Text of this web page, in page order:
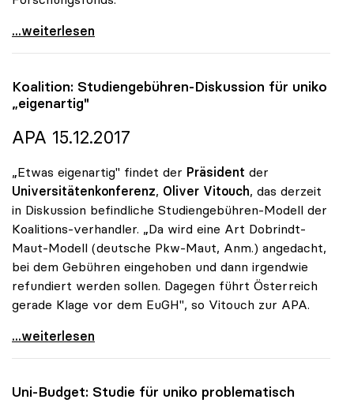
Vitouch zu Minister Fassmann: „Exzellenter Kenner
...weiterlesen
Koalition: Studiengebühren-Diskussion für uniko
„eigenartig"
APA 15.12.2017
„Etwas eigenartig" findet der Präsident der
Universitätenkonferenz, Oliver Vitouch, das derzeit
in Diskussion befindliche Studiengebühren-Modell der
Koalitions-verhandler. „Da wird eine Art Dobrindt-
Maut-Modell (deutsche Pkw-Maut, Anm.) angedacht,
bei dem Gebühren eingehoben und dann irgendwie
refundiert werden sollen. Dagegen führt Österreich
gerade Klage vor dem EuGH", so Vitouch zur APA.
Koalition: Studiengebühren-Diskussion für uniko
...weiterlesen
Uni-Budget: Studie für uniko problematisch